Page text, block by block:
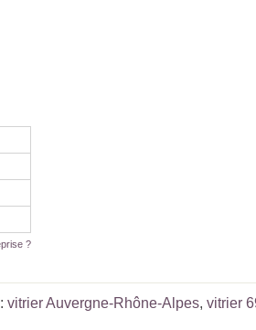
?
vitrier Auvergne-Rhône-Alpes, vitrier